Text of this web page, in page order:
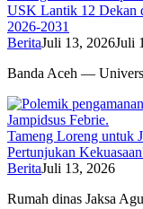
USK Lantik 12 Dekan
2026-2031
BeritaJuli 13, 2026Juli
Banda Aceh —
Tameng Loreng untuk
Pertunjukan
BeritaJuli 13, 2026
Rumah dinas Jaksa